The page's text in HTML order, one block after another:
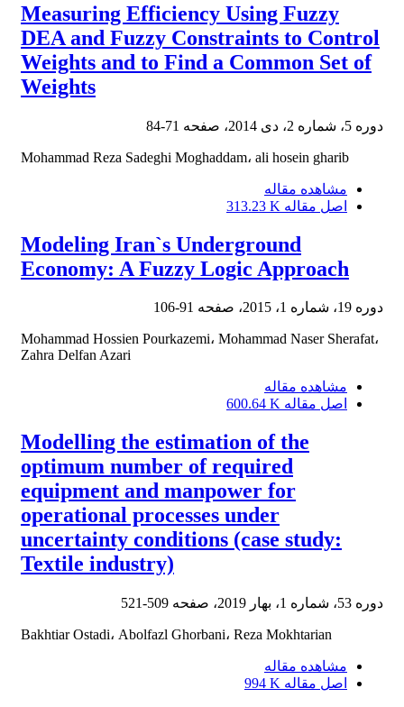
Measuring Efficiency Using Fuzzy
DEA and Fuzzy Constraints to Control
Weights and to Find a Common Set of
Weights
دوره 5، شماره 2، دی 2014، صفحه 71-84
Mohammad Reza Sadeghi Moghaddam، ali hosein gharib
مشاهده مقاله
اصل مقاله 313.23 K
Modeling Iran`s Underground
Economy: A Fuzzy Logic Approach
دوره 19، شماره 1، 2015، صفحه 91-106
Mohammad Hossien Pourkazemi، Mohammad Naser Sherafat،
Zahra Delfan Azari
مشاهده مقاله
اصل مقاله 600.64 K
Modelling the estimation of the
optimum number of required
equipment and manpower for
operational processes under
uncertainty conditions (case study:
Textile industry)
دوره 53، شماره 1، بهار 2019، صفحه 509-521
Bakhtiar Ostadi، Abolfazl Ghorbani، Reza Mokhtarian
مشاهده مقاله
اصل مقاله 994 K